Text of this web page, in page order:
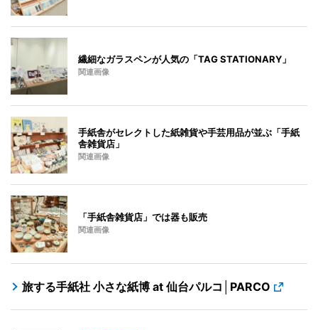
繊細なガラスペンが人気の「TAG STATIONARY」
関連画像
手紙舎がセレクトした紙雑貨や手芸用品が並ぶ「手紙
舎雑貨店」
関連画像
「手紙舎雑貨店」では器も販売
関連画像
旅する手紙社 小さな紙博 at 仙台パルコ│PARCO